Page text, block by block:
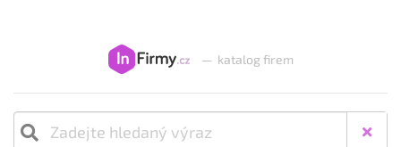
— katalog firem